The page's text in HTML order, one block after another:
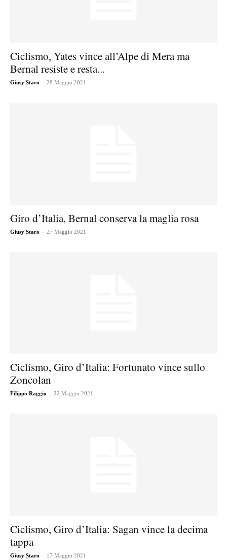
Ciclismo, Yates vince all’Alpe di Mera ma
Bernal resiste e resta...
Giusy Staro - 28 Maggio 2021
Giro d’Italia, Bernal conserva la maglia rosa
Giusy Staro - 27 Maggio 2021
Ciclismo, Giro d’Italia: Fortunato vince sullo
Zoncolan
Filippo Raggio - 22 Maggio 2021
Ciclismo, Giro d’Italia: Sagan vince la decima
tappa
Giusy Staro - 17 Maggio 2021